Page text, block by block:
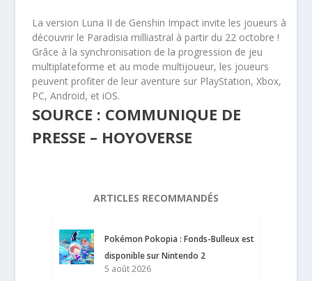
La version Luna II de Genshin Impact invite les joueurs à
découvrir le Paradisia milliastral à partir du 22 octobre !
Grâce à la synchronisation de la progression de jeu
multiplateforme et au mode multijoueur, les joueurs
peuvent profiter de leur aventure sur PlayStation, Xbox,
PC, Android, et iOS.
SOURCE : COMMUNIQUE DE
PRESSE – HOYOVERSE
ARTICLES RECOMMANDÉS
Pokémon Pokopia : Fonds-Bulleux est
disponible sur Nintendo 2
5 août 2026